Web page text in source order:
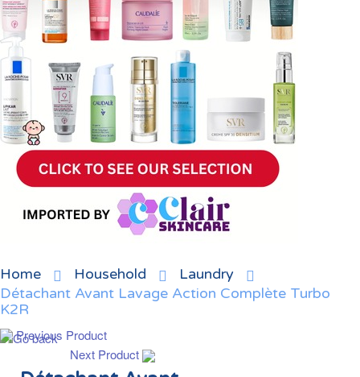
Home Household
Laundry
Détachant Avant Lavage Action Complète Turbo
K2R
Previous Product
Next Product